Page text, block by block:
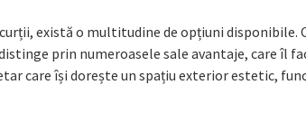
există o multitudine de opțiuni disponibile.
prin numeroasele sale avantaje, care îl
care își dorește un spațiu exterior estetic,